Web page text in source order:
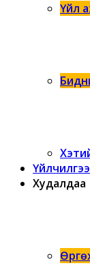
Үйл
Үйлчилгээ
Худалдаа